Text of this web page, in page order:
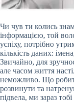
Чи чув ти колись
інформацією, той
успіху, потрібно
кількість даних:
Звичайно, для
але часом життя
неможливо. Що
розвинути та
підвела, ми зараз